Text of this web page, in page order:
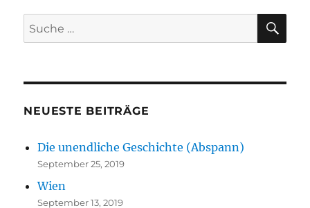
Suche
nach:
NEUESTE BEITRÄGE
Die unendliche Geschichte (Abspann)
September 25, 2019
Wien
September 13, 2019